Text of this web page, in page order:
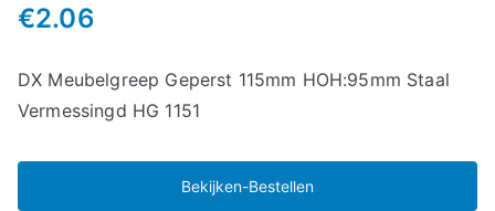
€2.06
DX Meubelgreep Geperst 115mm HOH:95mm Staal
Vermessingd HG 1151
Bekijken-Bestellen